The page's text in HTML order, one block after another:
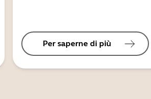
Per saperne di più